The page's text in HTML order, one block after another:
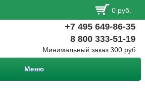
0 руб.
+7 495 649-86-35
8 800 333-51-19
Минимальный заказ 300 руб
Меню